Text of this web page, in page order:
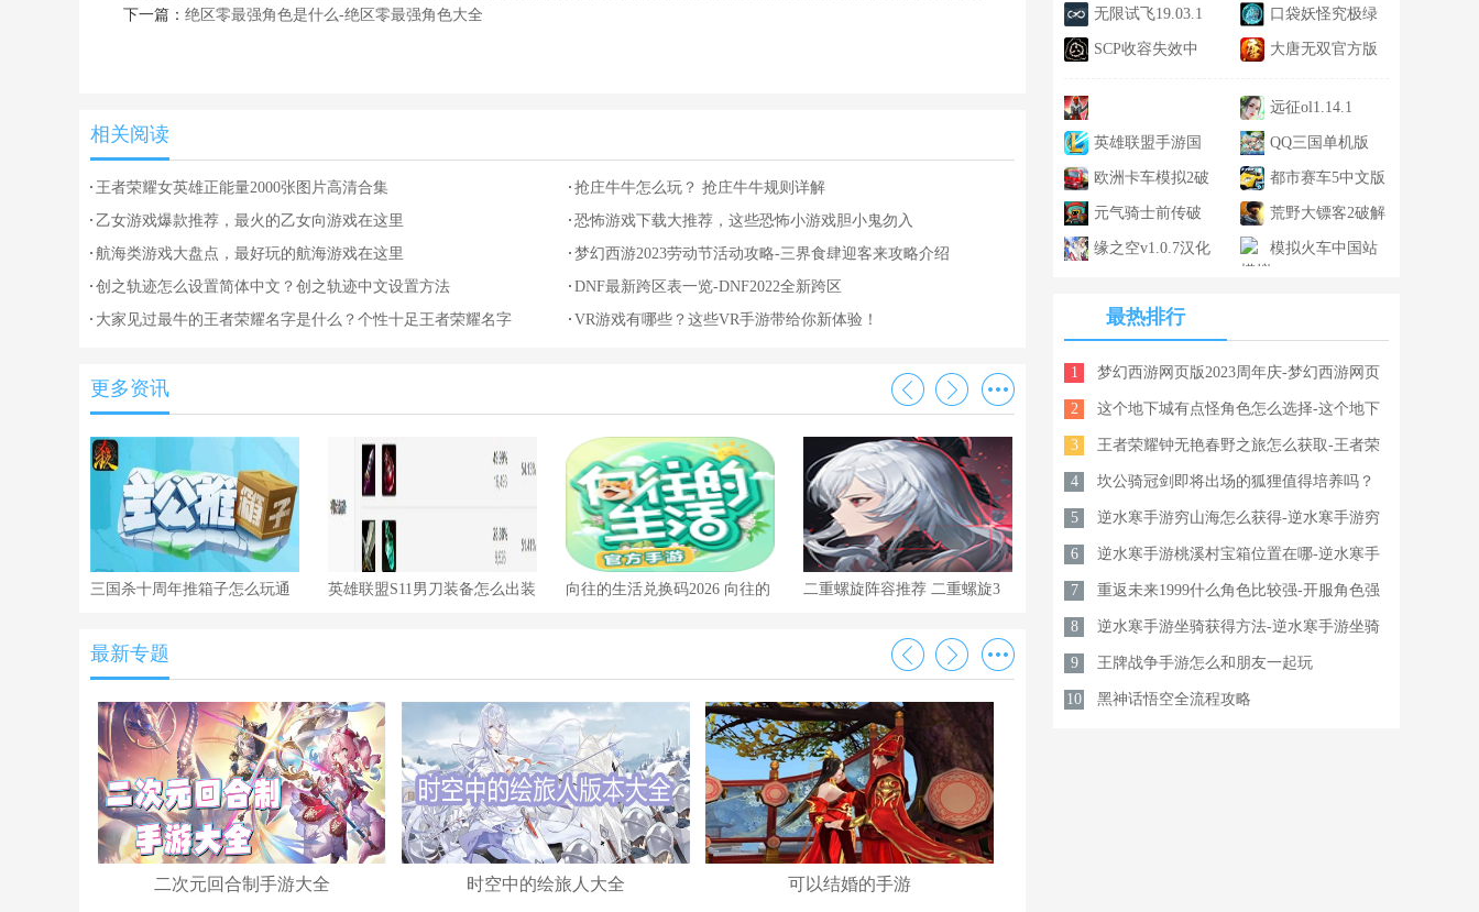
下一篇： 绝区零最强角色是什么-绝区零最强角色大全
相关阅读
王者荣耀女英雄正能量2000张图片高清合集
抢庄牛牛怎么玩？ 抢庄牛牛规则详解
乙女游戏爆款推荐，最火的乙女向游戏在这里
恐怖游戏下载大推荐，这些恐怖小游戏胆小鬼勿入
航海类游戏大盘点，最好玩的航海游戏在这里
梦幻西游2023劳动节活动攻略-三界食肆迎客来攻略介绍
创之轨迹怎么设置简体中文？创之轨迹中文设置方法
DNF最新跨区表一览-DNF2022全新跨区
大家见过最牛的王者荣耀名字是什么？个性十足王者荣耀名字
VR游戏有哪些？这些VR手游带给你新体验！
更多资讯
三国杀十周年推箱子怎么玩通
英雄联盟S11男刀装备怎么出装
向往的生活兑换码2026 向往的
二重螺旋阵容推荐 二重螺旋3
疯狂水世界0氪最佳阵容 疯狂
绿色征途兑换码官方2026合集
一览
最新专题
二次元回合制手游大全 时空中的绘旅人大全 可以结婚的手游
V2.0无限试飞19.03.1 口袋妖怪究极绿
宝石4小智版v4.b
SCP收容失效中 大唐无双官方版
stickwar3v2021.1.951
远征ol1.14.1
英雄联盟手游国
服v4.2.0.6757
QQ三国单机版
v1.1
欧洲卡车模拟2破
解版v0.2
都市赛车5中文版
3.0.3
元气骑士前传破
解版v0.6
荒野大镖客2破解
版v1.2.2
缘之空v1.0.7汉化 模拟火车中国站
最热排行
1 梦幻西游网页版2023周年庆-梦幻西游网页
版2023年周年庆活动攻略大全
2 这个地下城有点怪角色怎么选择-这个地下
城有点怪角色选择推荐
3 王者荣耀钟无艳春野之旅怎么获取-王者荣
耀钟无艳春野之旅获取方法
4 坎公骑冠剑即将出场的狐狸值得培养吗？
5 逆水寒手游穷山海怎么获得-逆水寒手游穷
山海武器获取攻略
6 逆水寒手游桃溪村宝箱位置在哪-逆水寒手
游桃溪村宝箱位置攻略
7 重返未来1999什么角色比较强-开服角色强
度排行榜
8 逆水寒手游坐骑获得方法-逆水寒手游坐骑
获取途径一览
9 王牌战争手游怎么和朋友一起玩
10 黑神话悟空全流程攻略